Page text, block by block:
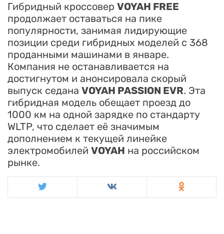
Гибридный кроссовер VOYAH FREE
продолжает оставаться на пике
популярности, занимая лидирующие
позиции среди гибридных моделей с 368
проданными машинами в январе.
Компания не останавливается на
достигнутом и анонсировала скорый
выпуск седана VOYAH PASSION EVR. Эта
гибридная модель обещает проезд до
1000 км на одной зарядке по стандарту
WLTP, что сделает её значимым
дополнением к текущей линейке
электромобилей VOYAH на российском
рынке.